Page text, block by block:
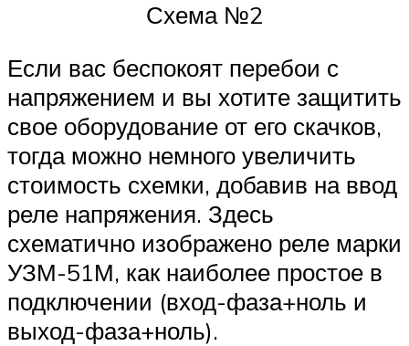
Схема №2
Если вас беспокоят перебои с
напряжением и вы хотите защитить
свое оборудование от его скачков,
тогда можно немного увеличить
стоимость схемки, добавив на ввод
реле напряжения. Здесь
схематично изображено реле марки
УЗМ-51М, как наиболее простое в
подключении (вход-фаза+ноль и
выход-фаза+ноль).